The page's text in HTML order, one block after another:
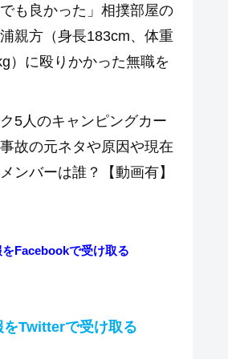
でも良かった」相撲部屋の
親方（身長183cm、体重
）に殴りかかった無職を
5人のキャンピングカー
故の元ネタや原因や現在
ンバーは誰？【動画有】
Facebookで受け取る
をTwitterで受け取る